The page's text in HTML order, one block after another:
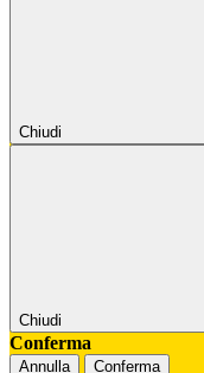
Chiudi
Chiudi
Conferma
Annulla Conferma